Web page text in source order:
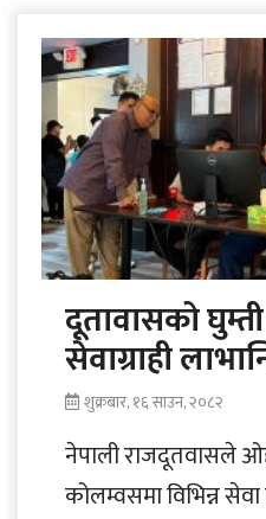
दूतावासको
सेवाग्राही
शुक्रबार, १६ साउन, २०८२
नेपाली राजदूतवासले
कोलम्वसमा विभिन्न सेवा